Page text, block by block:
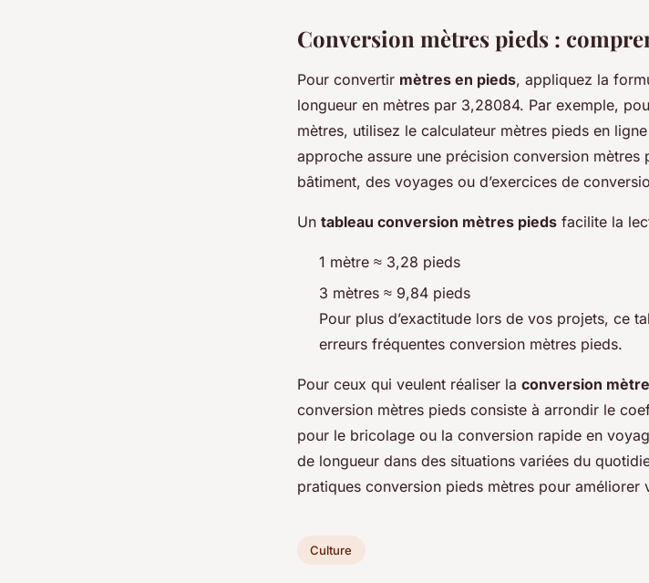
Conversion mètres pieds :
Pour convertir mètres en pieds, appliquez la
longueur en mètres par 3,28084. Par exemple,
mètres, utilisez le calculateur mètres pieds en
approche assure une précision conversion
bâtiment, des voyages ou d’exercices de
Un tableau conversion mètres pieds facilite la
1 mètre ≈ 3,28 pieds
3 mètres ≈ 9,84 pieds
Pour plus d’exactitude lors de vos projets, ce
erreurs fréquentes conversion mètres pieds.
Pour ceux qui veulent réaliser la conversion
conversion mètres pieds consiste à arrondir le
pour le bricolage ou la conversion rapide en
de longueur dans des situations variées du
pratiques conversion pieds mètres pour améliorer
Culture